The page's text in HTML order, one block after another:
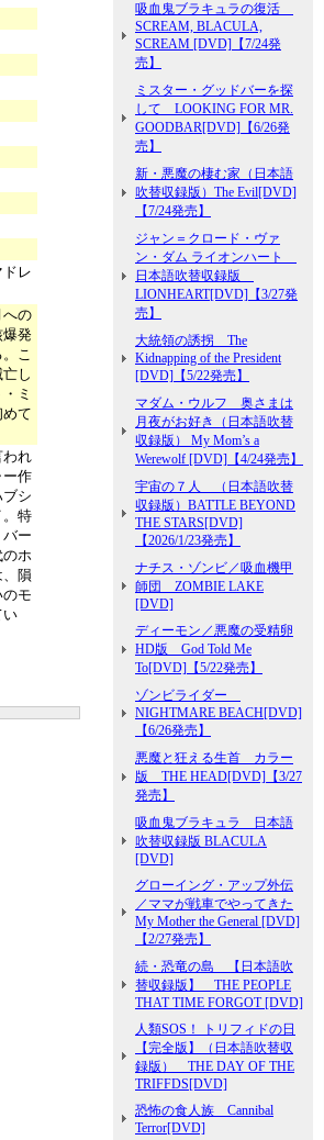
レ
への
爆発
こ
し
ミ
て
われ
ー作
シ
。特
ー
ホ
隕
モ
い
吸血鬼ブラキュラの復活
SCREAM, BLACULA,
SCREAM [DVD]【7/24発
売】
ミスター・グッドバーを探
して LOOKING FOR MR.
GOODBAR[DVD]【6/26発
売】
新・悪魔の棲む家（日本語
吹替収録版）The Evil[DVD]
【7/24発売】
ジャン＝クロード・ヴァ
ン・ダム ライオンハート
日本語吹替収録版
LIONHEART[DVD]【3/27発
売】
大統領の誘拐 The
Kidnapping of the President
[DVD]【5/22発売】
マダム・ウルフ 奥さまは
月夜がお好き（日本語吹替
収録版） My Mom’s a
Werewolf [DVD]【4/24発売】
宇宙の７人 （日本語吹替
収録版）BATTLE BEYOND
THE STARS[DVD]
【2026/1/23発売】
ナチス・ゾンビ／吸血機甲
師団 ZOMBIE LAKE
[DVD]
ディーモン／悪魔の受精卵
HD版 God Told Me
To[DVD]【5/22発売】
ゾンビライダー
NIGHTMARE BEACH[DVD]
【6/26発売】
悪魔と狂える生首 カラー
版 THE HEAD[DVD]【3/27
発売】
吸血鬼ブラキュラ 日本語
吹替収録版 BLACULA
[DVD]
グローイング・アップ外伝
／ママが戦車でやってきた
My Mother the General [DVD]
【2/27発売】
続・恐竜の島 【日本語吹
替収録版】 THE PEOPLE
THAT TIME FORGOT [DVD]
人類SOS！ トリフィドの日
【完全版】（日本語吹替収
録版） THE DAY OF THE
TRIFFDS[DVD]
恐怖の食人族 Cannibal
Terror[DVD]